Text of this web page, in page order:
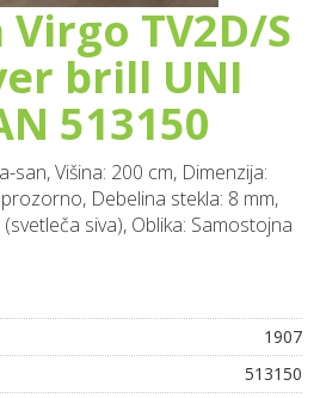
TV2D/S
brill UNI
513150
san, Višina: 200 cm, Dimenzija:
Debelina stekla: 8 mm,
siva), Oblika: Samostojna
1907
513150